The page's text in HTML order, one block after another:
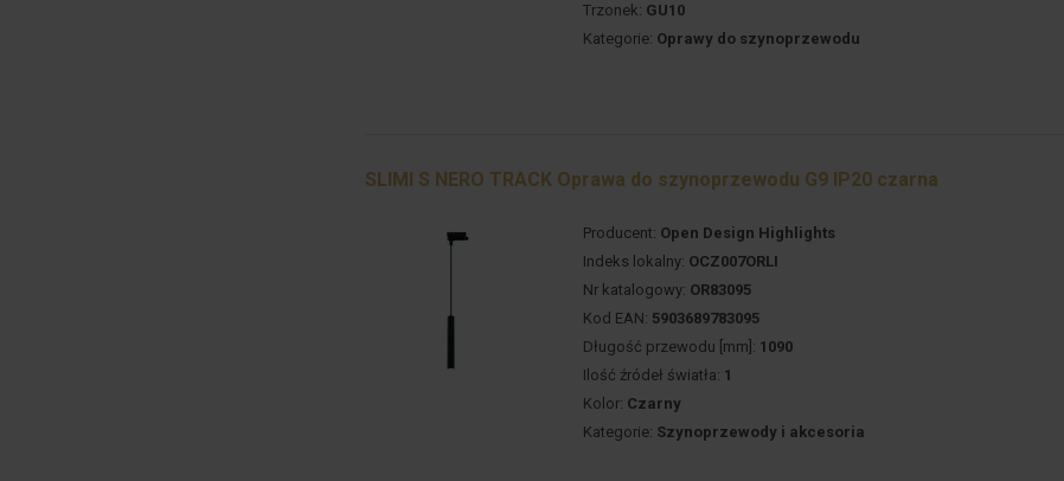
Trzonek: GU10
Kategorie: Oprawy do szynoprzewodu
SLIMI S NERO TRACK Oprawa do szynoprzewodu G9 IP20 czarna
Producent: Open Design Highlights
Indeks lokalny: OCZ007ORLI
Nr katalogowy: OR83095
Kod EAN: 5903689783095
Długość przewodu [mm]: 1090
Ilość źródeł światła: 1
Kolor: Czarny
Kategorie: Szynoprzewody i akcesoria